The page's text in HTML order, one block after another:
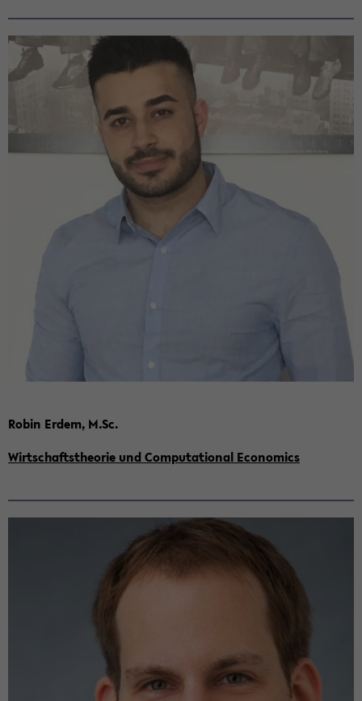
Robin Erdem, M.Sc.
Wirt­schafts­theo­rie und Com­pu­ta­tio­nal Eco­no­mics